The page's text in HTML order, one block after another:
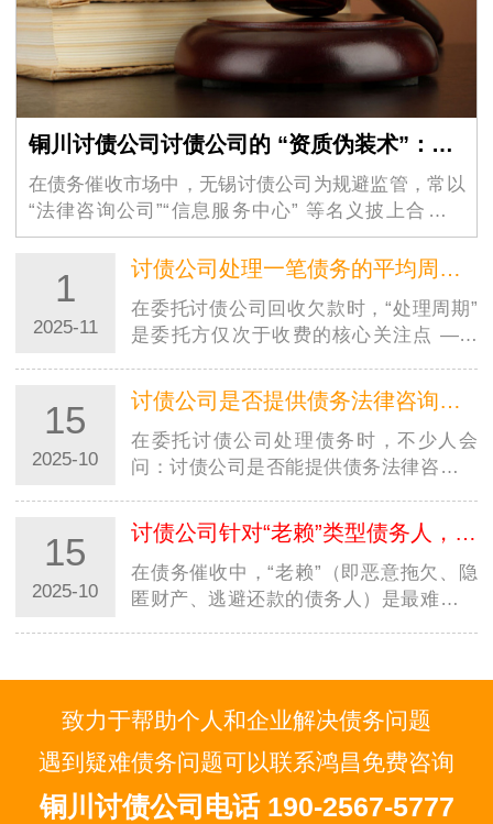
铜川讨债公司讨债公司的 “资质伪装术”：如何识别虚假的 “法律咨询” 外衣？
在债务催收市场中，无锡讨债公司为规避监管，常以
“法律咨询公司”“信息服务中心” 等名义披上合法外
衣，其隐蔽性极强的 …
1
2025-11
讨债公司处理一笔债务的平均周期大概是多久？
在委托讨债公司回收欠款时，“处理周期”
是委托方仅次于收费的核心关注点 ——
业运…
15
2025-10
讨债公司是否提供债务法律咨询服务？是否额外收费？
在委托讨债公司处理债务时，不少人会
问：讨债公司是否能提供债务法律咨询？
同规模的西…
15
2025-10
讨债公司针对“老赖”类型债务人，有特殊催收方案吗？
在债务催收中，“老赖”（即恶意拖欠、隐
匿财产、逃避还款的债务人）是最难处理
致力于帮助个人和企业解决债务问题
遇到疑难债务问题可以联系鸿昌免费咨询
铜川讨债公司电话 190-2567-5777